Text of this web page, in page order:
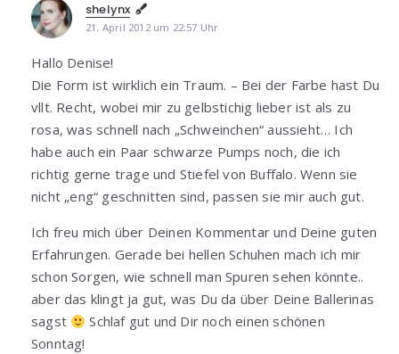
shelynx
21. April 2012 um 22:57 Uhr
Hallo Denise!
Die Form ist wirklich ein Traum. – Bei der Farbe hast Du
vllt. Recht, wobei mir zu gelbstichig lieber ist als zu
rosa, was schnell nach „Schweinchen“ aussieht… Ich
habe auch ein Paar schwarze Pumps noch, die ich
richtig gerne trage und Stiefel von Buffalo. Wenn sie
nicht „eng“ geschnitten sind, passen sie mir auch gut.
Ich freu mich über Deinen Kommentar und Deine guten
Erfahrungen. Gerade bei hellen Schuhen mach ich mir
schon Sorgen, wie schnell man Spuren sehen könnte..
aber das klingt ja gut, was Du da über Deine Ballerinas
sagst
Schlaf gut und Dir noch einen schönen
Sonntag!